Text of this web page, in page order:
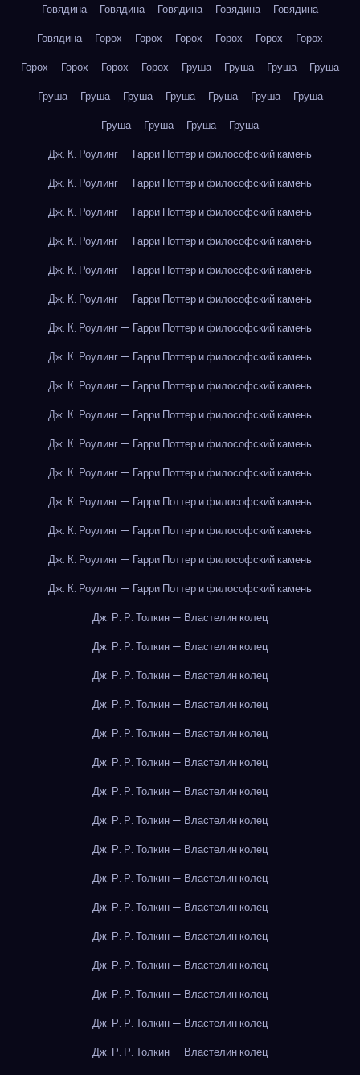
Говядина
Говядина Говядина Говядина
Говядина
Говядина
Горох Горох Горох Горох Горох
Горох
Горох
Горох Горох Горох Груша Груша Груша
Груша
Груша
Груша Груша Груша Груша Груша
Груша
Груша
Груша Груша
Груша
Дж. К. Роулинг — Гарри Поттер и философский камень
Дж. К. Роулинг — Гарри Поттер и философский камень
Дж. К. Роулинг — Гарри Поттер и философский камень
Дж. К. Роулинг — Гарри Поттер и философский камень
Дж. К. Роулинг — Гарри Поттер и философский камень
Дж. К. Роулинг — Гарри Поттер и философский камень
Дж. К. Роулинг — Гарри Поттер и философский камень
Дж. К. Роулинг — Гарри Поттер и философский камень
Дж. К. Роулинг — Гарри Поттер и философский камень
Дж. К. Роулинг — Гарри Поттер и философский камень
Дж. К. Роулинг — Гарри Поттер и философский камень
Дж. К. Роулинг — Гарри Поттер и философский камень
Дж. К. Роулинг — Гарри Поттер и философский камень
Дж. К. Роулинг — Гарри Поттер и философский камень
Дж. К. Роулинг — Гарри Поттер и философский камень
Дж. К. Роулинг — Гарри Поттер и философский камень
Дж. Р. Р. Толкин — Властелин колец
Дж. Р. Р. Толкин — Властелин колец
Дж. Р. Р. Толкин — Властелин колец
Дж. Р. Р. Толкин — Властелин колец
Дж. Р. Р. Толкин — Властелин колец
Дж. Р. Р. Толкин — Властелин колец
Дж. Р. Р. Толкин — Властелин колец
Дж. Р. Р. Толкин — Властелин колец
Дж. Р. Р. Толкин — Властелин колец
Дж. Р. Р. Толкин — Властелин колец
Дж. Р. Р. Толкин — Властелин колец
Дж. Р. Р. Толкин — Властелин колец
Дж. Р. Р. Толкин — Властелин колец
Дж. Р. Р. Толкин — Властелин колец
Дж. Р. Р. Толкин — Властелин колец
Дж. Р. Р. Толкин — Властелин колец